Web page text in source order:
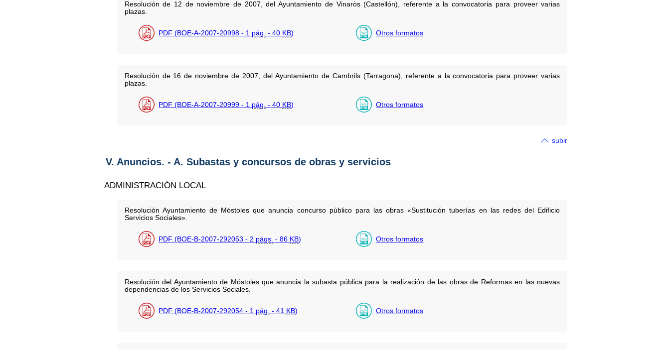
Resolución de 12 de noviembre de 2007, del Ayuntamiento de Vinaròs (Castellón), referente a la convocatoria para proveer varias
plazas.
PDF (BOE-A-2007-20998 - 1 pág. - 40 KB) Otros formatos
Resolución de 16 de noviembre de 2007, del Ayuntamiento de Cambrils (Tarragona), referente a la convocatoria para proveer varias
plazas.
PDF (BOE-A-2007-20999 - 1 pág. - 40 KB) Otros formatos
subir
V. Anuncios. - A. Subastas y concursos de obras y servicios
ADMINISTRACIÓN LOCAL
Resolución Ayuntamiento de Móstoles que anuncia concurso público para las obras «Sustitución tuberías en las redes del Edificio
Servicios Sociales».
PDF (BOE-B-2007-292053 - 2 págs. - 86 KB) Otros formatos
Resolución del Ayuntamiento de Móstoles que anuncia la subasta pública para la realización de las obras de Reformas en las nuevas
dependencias de los Servicios Sociales.
PDF (BOE-B-2007-292054 - 1 pág. - 41 KB) Otros formatos